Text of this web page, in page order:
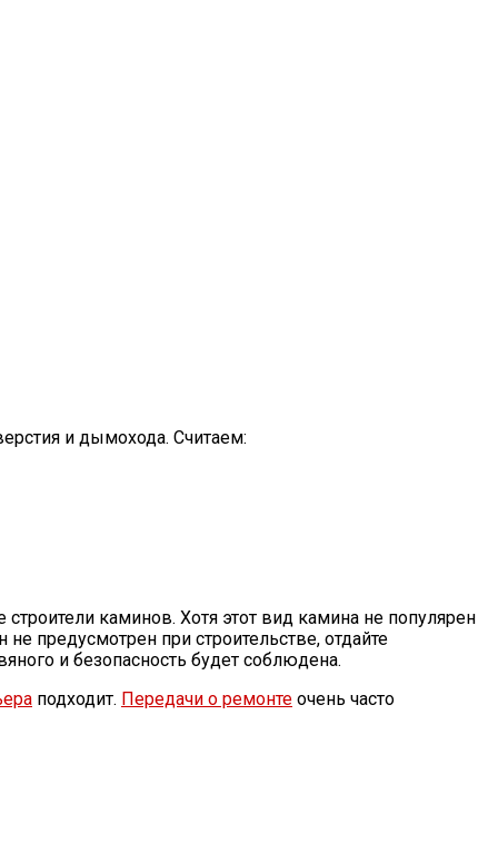
и дымохода. Считаем:
каминов. Хотя этот вид камина не популярен
предусмотрен при строительстве, отдайте
и безопасность будет соблюдена.
подходит. Передачи о ремонте очень часто